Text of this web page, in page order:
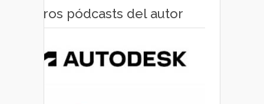
Otros pódcasts del autor